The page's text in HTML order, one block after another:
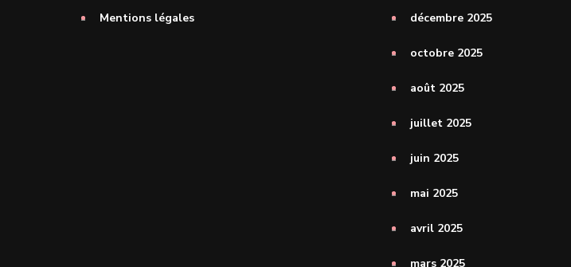
Mentions légales décembre 2025
octobre 2025
août 2025
juillet 2025
juin 2025
mai 2025
avril 2025
mars 2025